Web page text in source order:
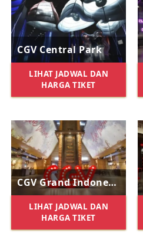
CGV Central Park
LIHAT JADWAL DAN
HARGA TIKET
CGV Grand Indonesia
LIHAT JADWAL DAN
HARGA TIKET